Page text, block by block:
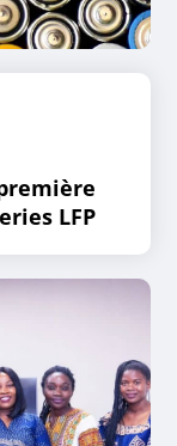
LFP